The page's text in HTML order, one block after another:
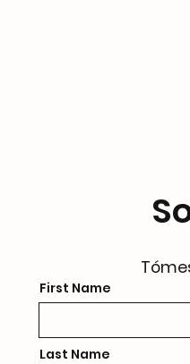
First Name
Last Name